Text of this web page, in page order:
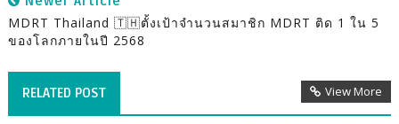
MDRT Thailand 🇹🇭ตั้งเป้าจำนวนสมาชิก MDRT ติด 1 ใน 5
ของโลกภายในปี 2568
RELATED POST View More